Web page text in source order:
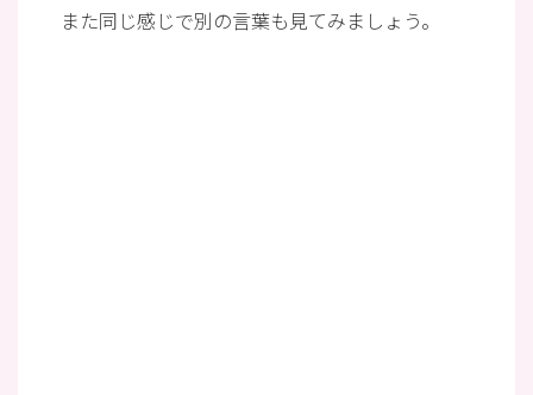
また同じ感じで別の言葉も見てみましょう。